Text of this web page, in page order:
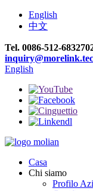
English
中文
Tel. 0086-512-
English
Casa
Chi siamo
Profilo